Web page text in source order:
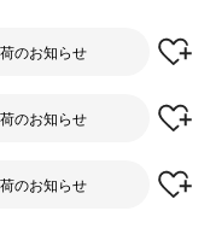
のお知らせ
のお知らせ
のお知らせ